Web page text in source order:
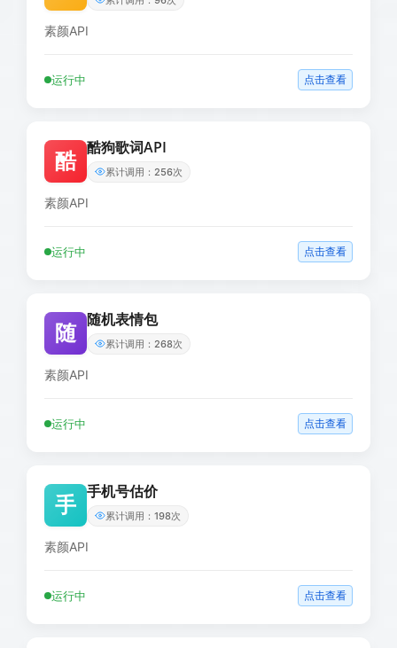
素颜API
运行中 点击查看
酷
酷狗歌词API
累计调用：256次
素颜API
运行中 点击查看
随
随机表情包
累计调用：268次
素颜API
运行中 点击查看
手
手机号估价
累计调用：198次
素颜API
运行中 点击查看